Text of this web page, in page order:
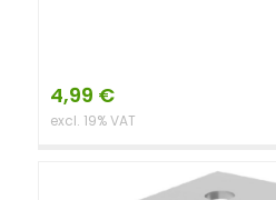
4,99 €
excl. 19% VAT